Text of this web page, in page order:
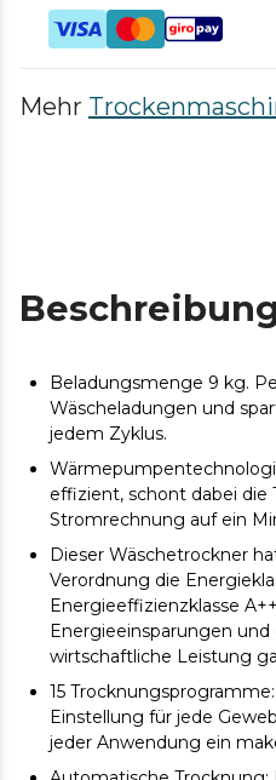
Mehr
Beladungsmenge 9 kg.
Wäscheladungen und
jedem Zyklus.
effizient, schont dabei die
Stromrechnung auf ein
Dieser Wäschetrockner
Verordnung die
Energieeffizienzklasse
Energieeinsparungen
wirtschaftliche Leistung
15
Einstellung für jede
jeder Anwendung ein